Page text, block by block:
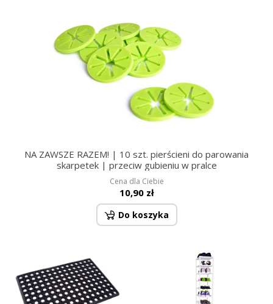
NA ZAWSZE RAZEM! | 10 szt. pierścieni do parowania
skarpetek | przeciw gubieniu w pralce
Cena dla Ciebie
10,90 zł
Do koszyka